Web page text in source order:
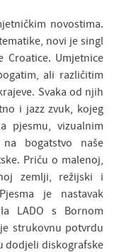
novostima.
novi je singl
Croatice. Umjetnice
ali različitim
Svaka od njih
i jazz zvuk, kojeg
pjesmu, vizualnim
bogatstvo naše
Priču o malenoj,
zemlji, režijski i
je nastavak
LADO s Bornom
strukovnu potvrdu
dodjeli diskografske